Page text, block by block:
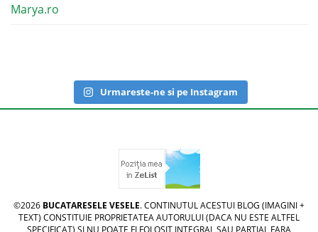
Marya.ro
Urmareste-ne si pe Instagram
©2026 BUCATARESELE VESELE. CONTINUTUL ACESTUI BLOG (IMAGINI +
TEXT) CONSTITUIE PROPRIETATEA AUTORULUI (DACA NU ESTE ALTFEL